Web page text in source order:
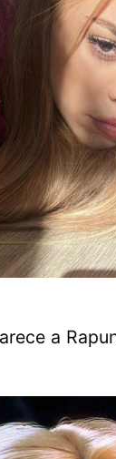
a